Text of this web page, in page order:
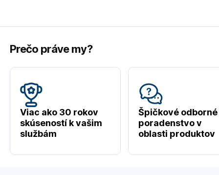
Prečo práve my?
Viac ako 30 rokov
skúseností k vašim
službám
Špičkové odborné
poradenstvo v
oblasti produktov